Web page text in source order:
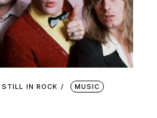
STILL IN ROCK
MUSIC